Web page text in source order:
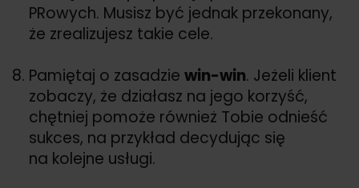
PRowych. Musisz być jednak przekonany,
że zrealizujesz takie cele.
Pamiętaj o zasadzie win-win. Jeżeli klient
zobaczy, że działasz na jego korzyść,
chętniej pomoże również Tobie odnieść
sukces, na przykład decydując się
na kolejne usługi.